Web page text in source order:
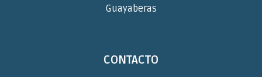
Guayaberas
CONTACTO